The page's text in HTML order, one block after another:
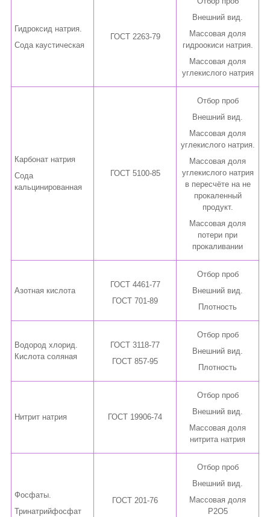
Гидроксид натрия.
Сода каустическая
ГОСТ 2263-79
Внешний вид.
Массовая доля
гидроокиси натрия.
Массовая доля
углекислого натрия
Карбонат натрия
Сода
кальцинированная
ГОСТ 5100-85
Отбор проб
Внешний вид.
Массовая доля
углекислого натрия.
Массовая доля
углекислого натрия
в пересчёте на не
прокаленный
продукт.
Массовая доля
потери при
прокаливании
Азотная кислота
ГОСТ 4461-77
ГОСТ 701-89
Отбор проб
Внешний вид.
Плотность
Водород хлорид.
Кислота соляная
ГОСТ 3118-77
ГОСТ 857-95
Отбор проб
Внешний вид.
Плотность
Нитрит натрия ГОСТ 19906-74
Отбор проб
Внешний вид.
Массовая доля
нитрита натрия
Фосфаты.
Тринатрийфосфат
ГОСТ 201-76
Отбор проб
Внешний вид.
Массовая доля
P2O5